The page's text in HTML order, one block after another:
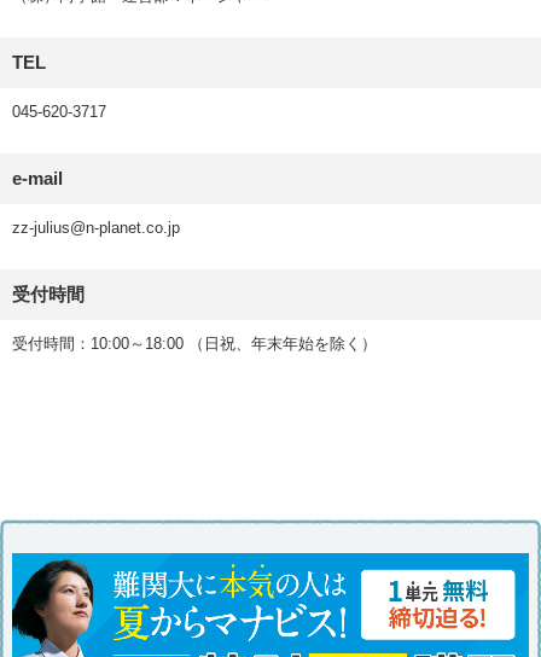
TEL
045-620-3717
e-mail
zz-julius@n-planet.co.jp
受付時間
受付時間：10:00～18:00 （日祝、年末年始を除く）